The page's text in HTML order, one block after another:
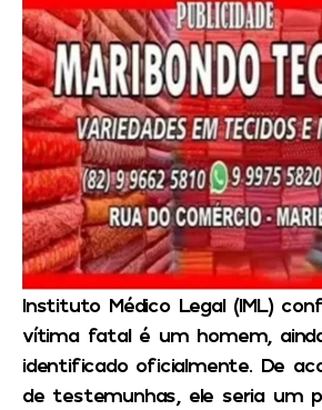
Instituto Médico Legal (IML)
vítima fatal é um homem,
identificado oficialmente. De
de testemunhas, ele seria um